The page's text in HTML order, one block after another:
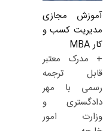
آموزش مجازی
مدیریت کسب و
کار MBA
+ مدرک معتبر
قابل ترجمه
رسمی با مهر
دادگستری و
وزارت امور